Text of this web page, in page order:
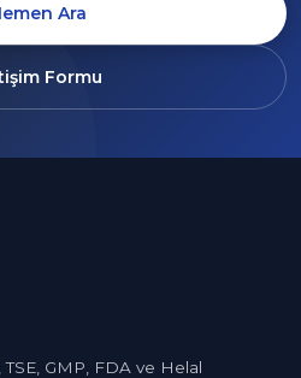
Ara
Formu
TSE, GMP, FDA ve Helal